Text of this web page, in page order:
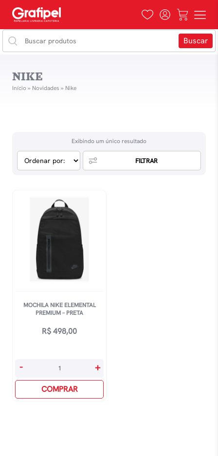
NIKE
Início» Novidades » Nike
Exibindo um único resultado
FILTRAR
MOCHILA NIKE ELEMENTAL
PREMIUM – PRETA
R$498,00
Mochila
Elemental
Premium
- +
COMPRAR